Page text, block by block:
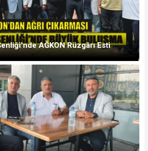
AĞKON Rüzgârı Esti